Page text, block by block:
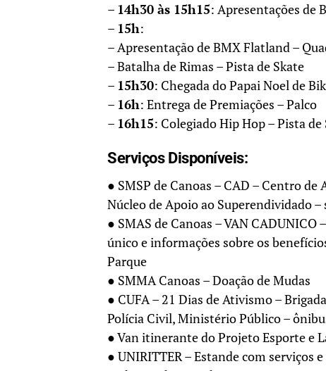
– 14h30 às 15h15: Apresentações de
– 15h:
– Apresentação de BMX Flatland –
– Batalha de Rimas – Pista de Skate
– 15h30: Chegada do Papai Noel de
– 16h: Entrega de Premiações – Palco
– 16h15: Colegiado Hip Hop – Pista de
Serviços Disponíveis:
● SMSP de Canoas – CAD – Centro de
Núcleo de Apoio ao Superendividado
● SMAS de Canoas – VAN
único e informações sobre os
Parque
● SMMA Canoas – Doação de Mudas
● CUFA – 21 Dias de Ativismo –
Polícia Civil, Ministério Público –
● Van itinerante do Projeto Esporte e
● UNIRITTER – Estande com serviços